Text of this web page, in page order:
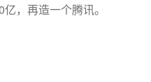
，再造一个腾讯。